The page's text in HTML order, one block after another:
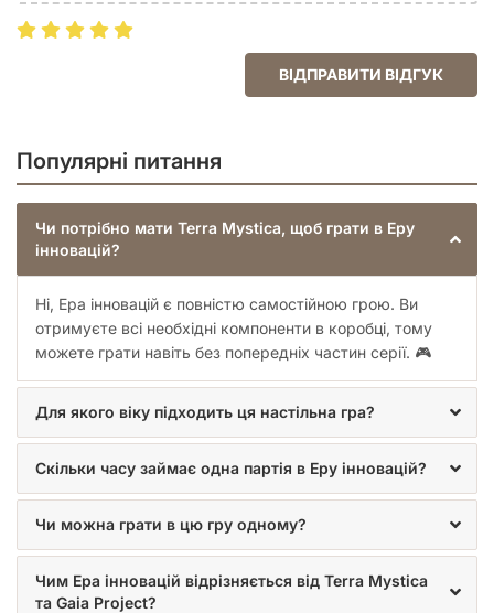
Для шанувальників «Terra Mystica» та «Gaia Project»,
які хочуть більше глибини.
Для любителів євростратегій з багаторівневим
Для тих, хто любить високу взаємодію між гравцями
Також рекомендуємо:
«Distilled. Таємниці напоїв»– Стратегія про
виробництво алкоголю з глибокою механікою.
«Коса»– Дизельпанкова класика з економічною
Готові стати творцем нової ери?
«Ера інновацій» – це гра, де ваші рішення формують
сьогодні!
BGG
ВІДПРАВИТИ ВІДГУК
Популярні питання
Чи потрібно мати Terra Mystica, щоб грати в Еру
інновацій?
Ні, Ера інновацій є повністю самостійною грою. Ви
отримуєте всі необхідні компоненти в коробці, тому
можете грати навіть без попередніх частин серії. 🎮
Для якого віку підходить ця настільна гра?
Скільки часу займає одна партія в Еру інновацій?
Чи можна грати в цю гру одному?
Чим Ера інновацій відрізняється від Terra Mystica
та Gaia Project?